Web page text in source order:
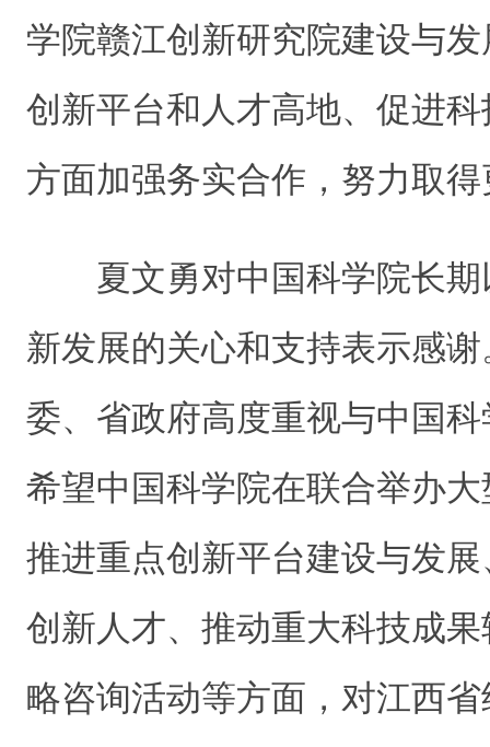
学院赣江创新研究院建设与
创新平台和人才高地、促进
方面加强务实合作，努力取
夏文勇对中国科学院长
新发展的关心和支持表示感
委、省政府高度重视与中国
希望中国科学院在联合举办
推进重点创新平台建设与发
创新人才、推动重大科技成
略咨询活动等方面，对江西